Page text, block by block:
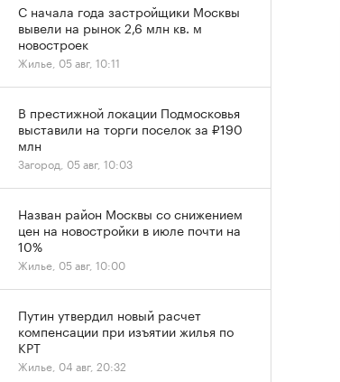
С начала года застройщики Москвы
вывели на рынок 2,6 млн кв. м
новостроек
Жилье, 05 авг, 10:11
В престижной локации Подмосковья
выставили на торги поселок за ₽190
млн
Загород, 05 авг, 10:03
Назван район Москвы со снижением
цен на новостройки в июле почти на
10%
Жилье, 05 авг, 10:00
Путин утвердил новый расчет
компенсации при изъятии жилья по
КРТ
Жилье, 04 авг, 20:32